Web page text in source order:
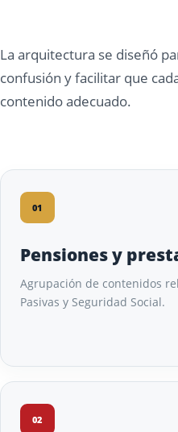
La arquitectura se diseñó
confusión y facilitar que
contenido adecuado.
01
Pensiones y
Agrupación de contenidos
Pasivas y Seguridad Social.
02